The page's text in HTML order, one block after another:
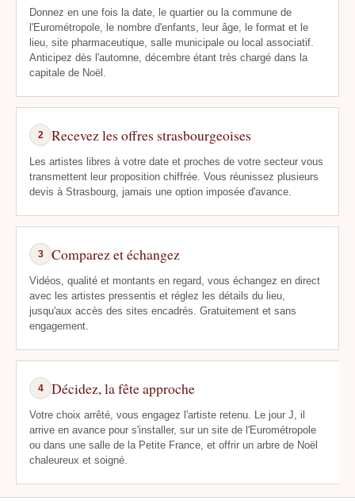
Donnez en une fois la date, le quartier ou la commune de
l'Eurométropole, le nombre d'enfants, leur âge, le format et le
lieu, site pharmaceutique, salle municipale ou local associatif.
Anticipez dès l'automne, décembre étant très chargé dans la
capitale de Noël.
2 Recevez les offres strasbourgeoises
Les artistes libres à votre date et proches de votre secteur vous
transmettent leur proposition chiffrée. Vous réunissez plusieurs
devis à Strasbourg, jamais une option imposée d'avance.
3 Comparez et échangez
Vidéos, qualité et montants en regard, vous échangez en direct
avec les artistes pressentis et réglez les détails du lieu,
jusqu'aux accès des sites encadrés. Gratuitement et sans
engagement.
4 Décidez, la fête approche
Votre choix arrêté, vous engagez l'artiste retenu. Le jour J, il
arrive en avance pour s'installer, sur un site de l'Eurométropole
ou dans une salle de la Petite France, et offrir un arbre de Noël
chaleureux et soigné.